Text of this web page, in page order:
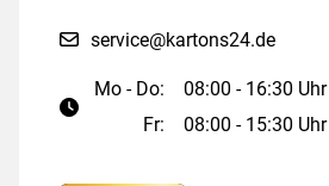
service@kartons24.de
Mo - Do:
08:00 - 16:30 Uhr
Fr:
08:00 - 15:30 Uhr